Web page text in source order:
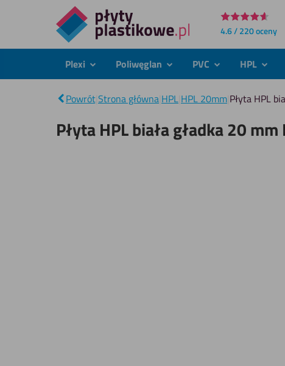
Bezpośrednio
do
4.6 / 220 oceny
Plexi podmenuPoliwęglan podmenuPVC podmenuHPL
PowrótStrona główna HPL HPL 20mm Płyta HPL
Płyta HPL biała gładka 20